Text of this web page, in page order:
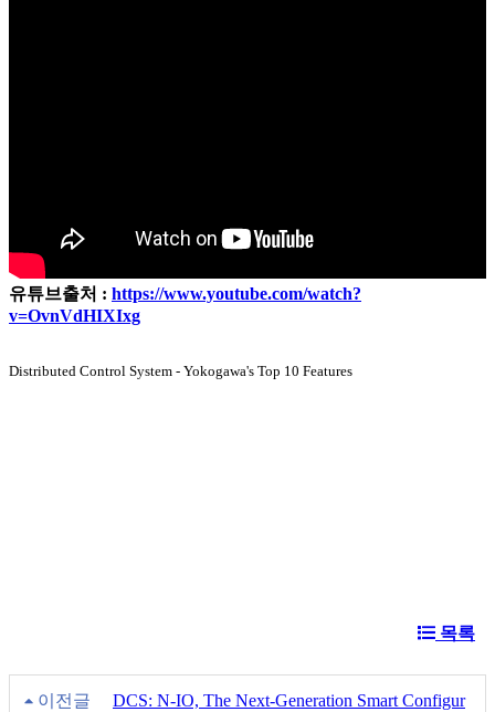
유튜브출처 : https://www.youtube.com/watch?
v=OvnVdHIXIxg
Distributed Control System - Yokogawa's Top 10 Features
목록
이전글
DCS: N-IO, The Next-Generation Smart Configur